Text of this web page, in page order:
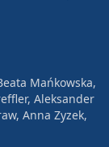
Mańkowska,
Aleksander
Anna Zyzek,